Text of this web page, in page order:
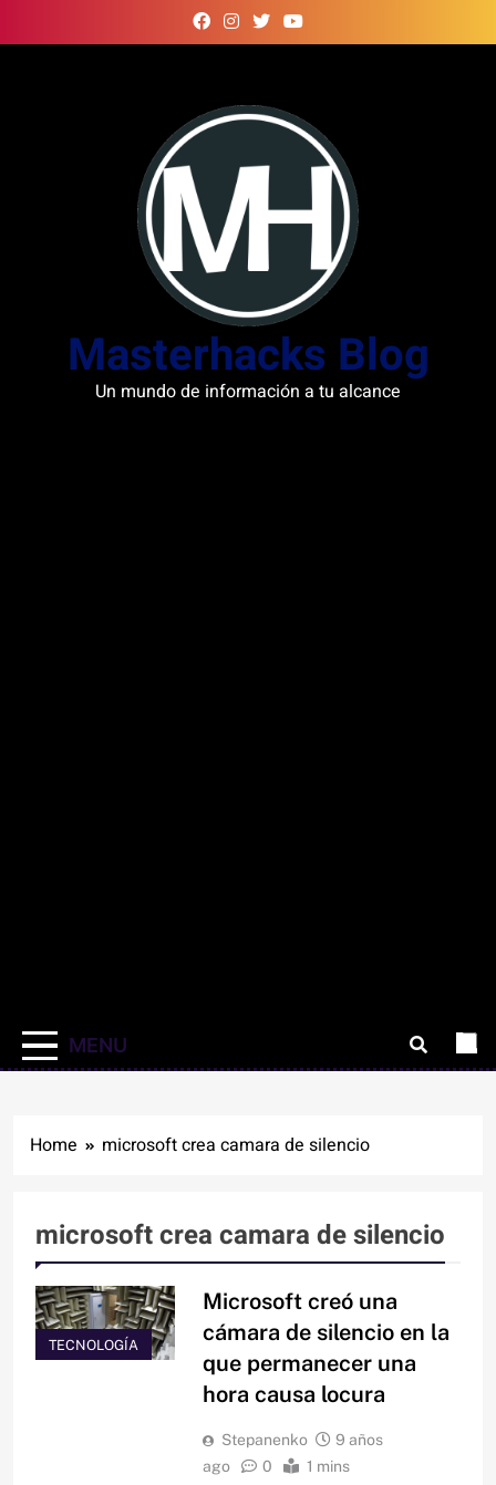
to
Masterhacks Blog
Un mundo de información a tu alcance
MENU
Home microsoft crea camara de silencio
microsoft crea camara de silencio
TECNOLOGÍA
Microsoft creó una
cámara de silencio en la
que permanecer una
hora causa locura
Stepanenko
9 años
ago
0 1 mins